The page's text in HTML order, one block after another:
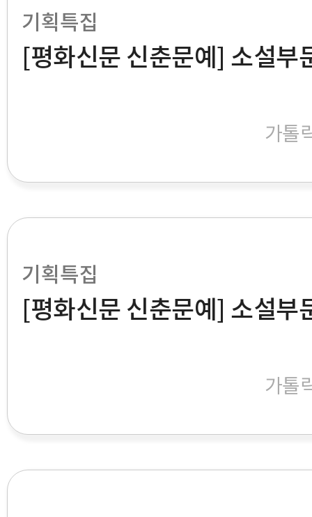
기획특집
[평화신문 신춘문예] 소설부
가톨
기획특집
[평화신문 신춘문예] 소설부
가톨